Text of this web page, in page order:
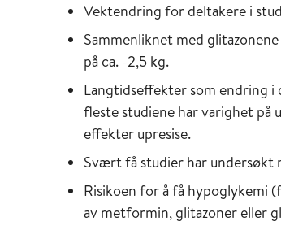
Vektendring for deltakere i
Sammenliknet med
på ca. -2,5 kg.
Langtidseffekter som endring i
fleste studiene har varighet på
effekter upresise.
Svært få studier har
Risikoen for å få hypoglykemi
av metformin, glitazoner eller